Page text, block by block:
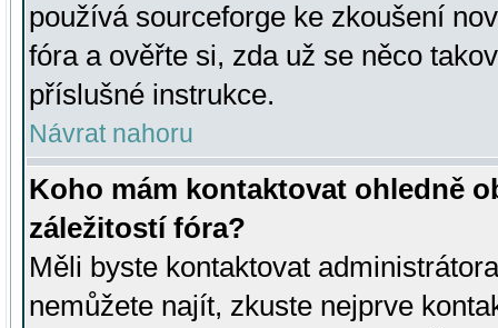
používá sourceforge ke zkoušení
fóra a ověřte si, zda už se něco
příslušné instrukce.
Návrat nahoru
Koho mám kontaktovat ohledně
záležitostí fóra?
Měli byste kontaktovat
nemůžete najít, zkuste nejprve